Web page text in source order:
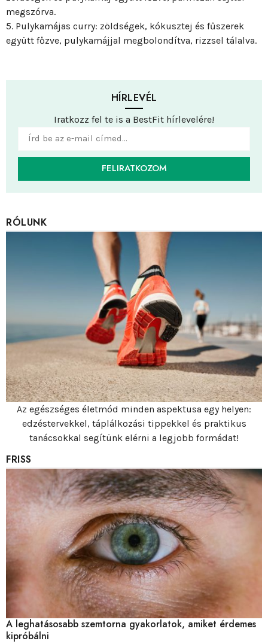
HÍRLEVÉL
Iratkozz fel te is a BestFit hírlevelére!
FELIRATKOZOM
megszórva.
5. Pulykamájas curry: zöldségek, kókusztej és fűszerek
együtt főzve, pulykamájjal megbolondítva, rizzsel tálalva.
RÓLUNK
Az egészséges életmód minden aspektusa egy helyen:
edzéstervekkel, táplálkozási tippekkel és praktikus
tanácsokkal segítünk elérni a legjobb formádat!
FRISS
A leghatásosabb szemtorna gyakorlatok, amiket érdemes
kipróbálni